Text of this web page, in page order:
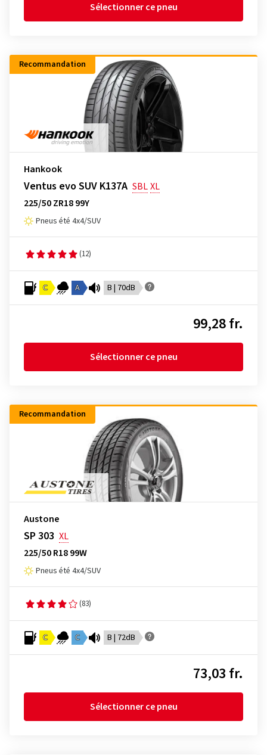
Sélectionner ce pneu
Recommandation
Hankook
Ventus evo SUV K137A SBLXL
225/50 ZR18 99Y
Pneus été 4x4/SUV
(12)
C A B | 70dB
99,28 fr.
Sélectionner ce pneu
Recommandation
Austone
SP 303 XL
225/50 R18 99W
Pneus été 4x4/SUV
(83)
C C B | 72dB
73,03 fr.
Sélectionner ce pneu